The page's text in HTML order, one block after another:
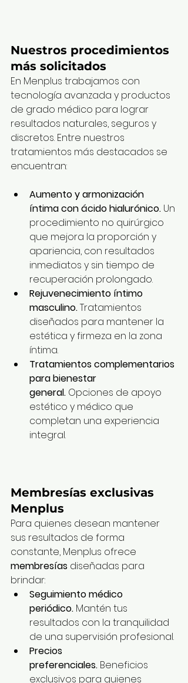
Nuestros procedimientos
más solicitados
En Menplus trabajamos con
tecnología avanzada y productos
de grado médico para lograr
resultados naturales, seguros y
discretos. Entre nuestros
tratamientos más destacados se
encuentran:
Aumento y armonización
íntima con ácido hialurónico. Un
procedimiento no quirúrgico
que mejora la proporción y
apariencia, con resultados
inmediatos y sin tiempo de
recuperación prolongado.
Rejuvenecimiento íntimo
masculino. Tratamientos
diseñados para mantener la
estética y firmeza en la zona
íntima.
Tratamientos complementarios
para bienestar
general. Opciones de apoyo
estético y médico que
completan una experiencia
integral.
Membresías exclusivas
Menplus
Para quienes desean mantener
sus resultados de forma
constante, Menplus ofrece
membresías diseñadas para
brindar:
Seguimiento médico
periódico. Mantén tus
resultados con la tranquilidad
de una supervisión profesional.
Precios
preferenciales. Beneficios
exclusivos para quienes